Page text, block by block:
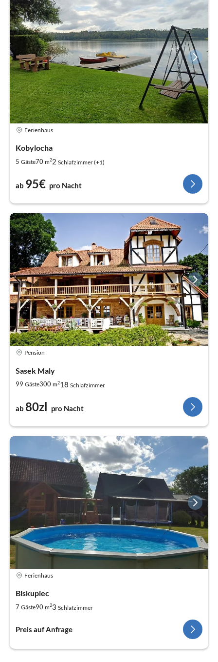
Ferienhaus
Kobylocha
5 Gäste70 m22 Schlafzimmer (+1)
ab 95€ pro Nacht
Pension
Sasek Maly
99 Gäste300 m218 Schlafzimmer
ab 80zl pro Nacht
Ferienhaus
Biskupiec
7 Gäste90 m23 Schlafzimmer
Preis auf Anfrage